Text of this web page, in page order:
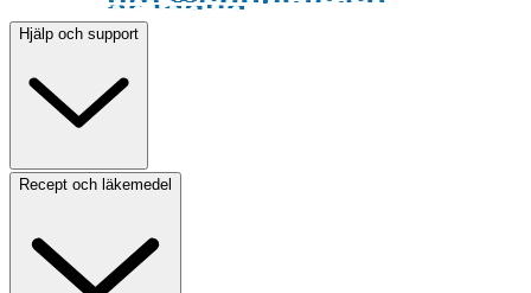
Hjälp och support
Recept och läkemedel